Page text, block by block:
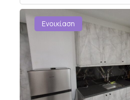
Ενοικίαση